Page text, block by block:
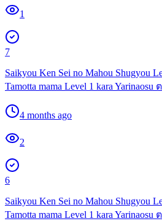
1
7
Saikyou Ken Sei no Mahou Shugyou
Tamotta mama Level 1 kara Yarinaosu
4 months ago
2
6
Saikyou Ken Sei no Mahou Shugyou
Tamotta mama Level 1 kara Yarinaosu